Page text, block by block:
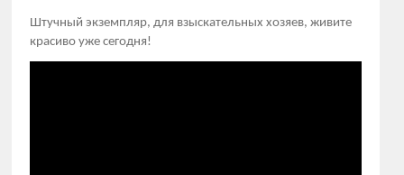
Штучный экземпляр, для взыскательных хозяев, живите
красиво уже сегодня!